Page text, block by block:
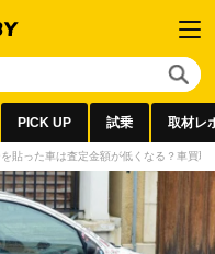
PICK UP 試乗 取材レ
貼った車は査定金額が低くなる？車買取